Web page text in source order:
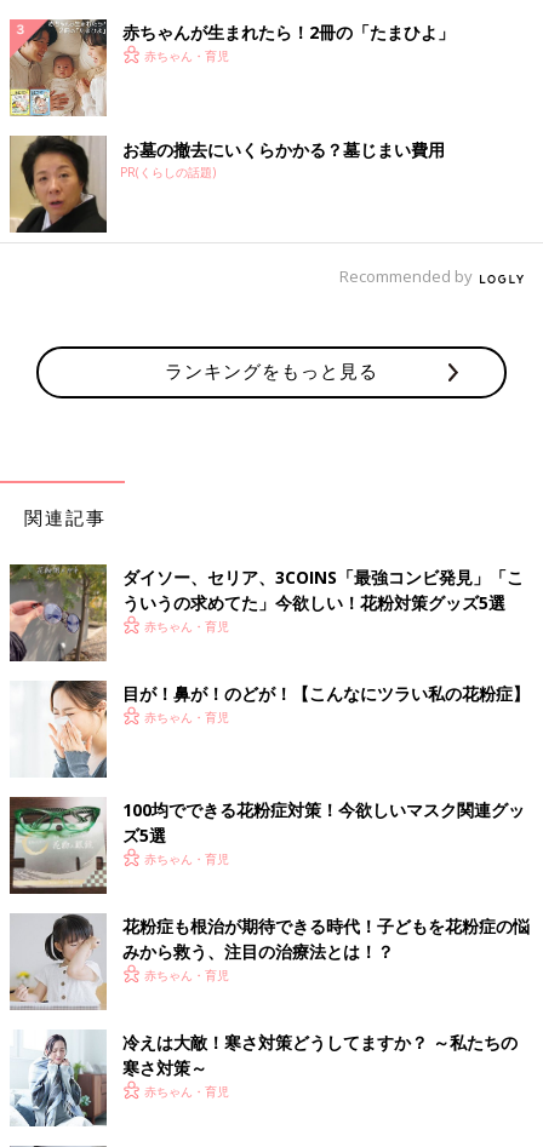
赤ちゃんが生まれたら！2冊の「たまひよ」
赤ちゃん・育児
お墓の撤去にいくらかかる？墓じまい費用
PR(くらしの話題)
Recommended by
ランキングをもっと見る
関連記事
ダイソー、セリア、3COINS「最強コンビ発見」「こ
ういうの求めてた」今欲しい！花粉対策グッズ5選
赤ちゃん・育児
目が！鼻が！のどが！【こんなにツラい私の花粉症】
赤ちゃん・育児
100均でできる花粉症対策！今欲しいマスク関連グッ
ズ5選
赤ちゃん・育児
花粉症も根治が期待できる時代！子どもを花粉症の悩
みから救う、注目の治療法とは！？
赤ちゃん・育児
冷えは大敵！寒さ対策どうしてますか？ ～私たちの
寒さ対策～
赤ちゃん・育児